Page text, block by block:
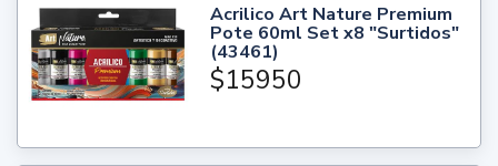
Acrilico Art Nature Premium
Pote 60ml Set x8 "Surtidos"
(43461)
$15950